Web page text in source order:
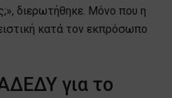
διερωτήθηκε. Μόνο που η
κατά τον εκπρόσωπο
για το